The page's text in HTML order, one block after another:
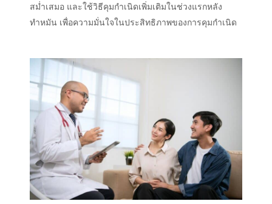
สม่ำเสมอ และใช้วิธีคุมกำเนิดเพิ่มเติมในช่วงแรกหลัง
ทำหมัน เพื่อความมั่นใจในประสิทธิภาพของการคุมกำเนิด